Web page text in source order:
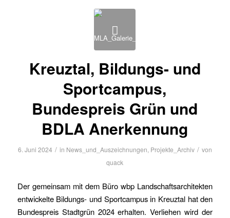
Kreuztal, Bildungs- und
Sportcampus,
Bundespreis Grün und
BDLA Anerkennung
6. Juni 2024 / in News_und_Auszeichnungen, Projekte_Archiv / von
quack
Der gemeinsam mit dem Büro wbp Landschaftsarchitekten
entwickelte Bildungs- und Sportcampus in Kreuztal hat den
Bundespreis Stadtgrün 2024 erhalten. Verliehen wird der